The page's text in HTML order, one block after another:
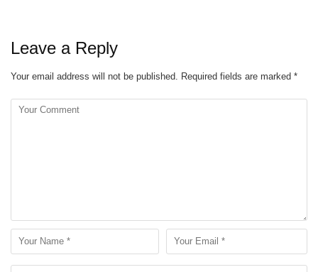
Leave a Reply
Your email address will not be published. Required fields are marked *